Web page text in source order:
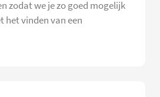
zodat we je zo goed mogelijk
het vinden van een